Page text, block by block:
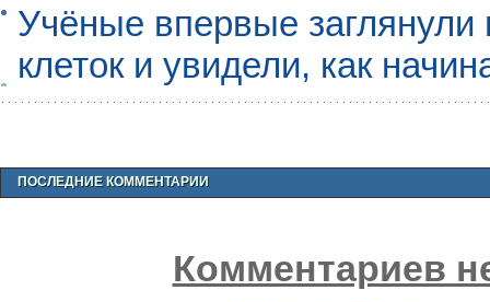
Учёные впервые
клеток и увидели, как
ПОСЛЕДНИЕ КОММЕНТАРИИ
Комментариев